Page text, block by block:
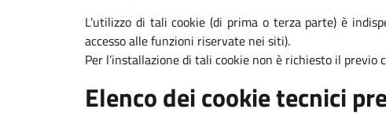
L’utilizzo di tali cookie (di prima o terza parte) è
accesso alle funzioni riservate nei siti).
Per l’installazione di tali cookie non è richiesto il previo
Elenco dei cookie tecnici